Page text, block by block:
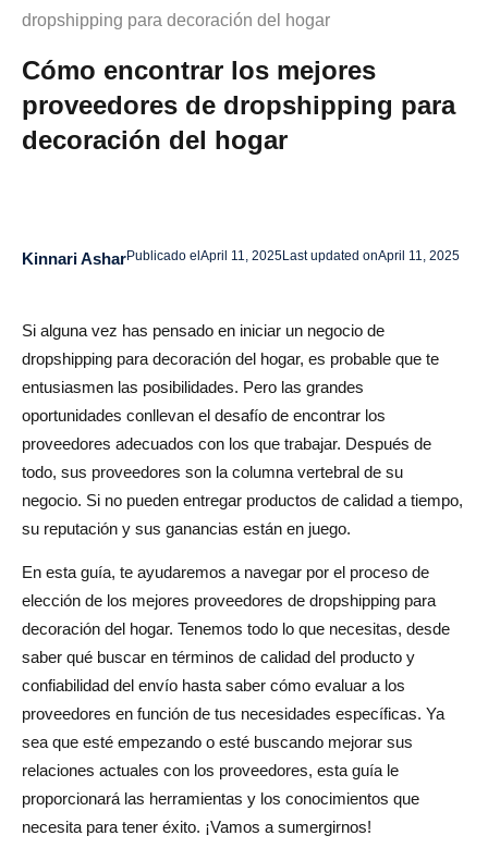
decoración del hogar a tener en cuenta
1. Ali Drop
2. Spoket
3. SaleHoo
1. Investigación y debida diligencia
2. Establecer la comunicación y la construcción de
relaciones
3. Términos de negociación
4. Pruebe los productos antes de la asociación total
Integración de proveedores en su negocio de comercio
1. Configuración de cuentas y pedidos de proveedores
3. Gestión del servicio de atención al cliente y las
devoluciones
Mejores prácticas y errores comunes que se deben evitar
1. Mantener una marca y una experiencia de cliente
consistentes
dropshipping para decoración del hogar
Cómo encontrar los mejores
proveedores de dropshipping para
decoración del hogar
Kinnari AsharPublicado el April 11, 2025Last updated onApril 11, 2025
Si alguna vez has pensado en iniciar un negocio de
dropshipping para decoración del hogar, es probable que te
entusiasmen las posibilidades. Pero las grandes
oportunidades conllevan el desafío de encontrar los
proveedores adecuados con los que trabajar. Después de
todo, sus proveedores son la columna vertebral de su
negocio. Si no pueden entregar productos de calidad a tiempo,
su reputación y sus ganancias están en juego.
En esta guía, te ayudaremos a navegar por el proceso de
elección de los mejores proveedores de dropshipping para
decoración del hogar. Tenemos todo lo que necesitas, desde
saber qué buscar en términos de calidad del producto y
confiabilidad del envío hasta saber cómo evaluar a los
proveedores en función de tus necesidades específicas. Ya
sea que esté empezando o esté buscando mejorar sus
relaciones actuales con los proveedores, esta guía le
proporcionará las herramientas y los conocimientos que
necesita para tener éxito. ¡Vamos a sumergirnos!